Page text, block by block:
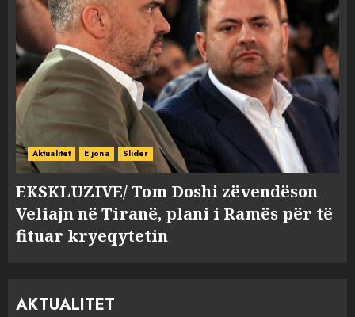
Aktualitet E jona Slider
EKSKLUZIVE/ Tom Doshi zëvendëson
Veliajn në Tiranë, plani i Ramës për të
fituar kryeqytetin
AKTUALITET